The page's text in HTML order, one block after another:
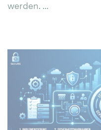
werden. ...